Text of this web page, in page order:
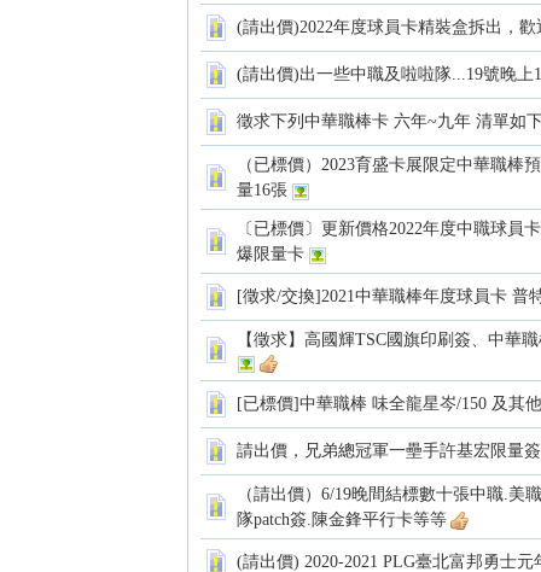
(請出價)2022年度球員卡精裝盒拆出，歡
(請出價)出一些中職及啦啦隊...19號晚上
徵求下列中華職棒卡 六年~九年 清單如
（已標價）2023育盛卡展限定中華職棒
量16張
〔已標價〕更新價格2022年度中職球員
爆限量卡
[徵求/交換]2021中華職棒年度球員卡 普
【徵求】高國輝TSC國旗印刷簽、中華
[已標價]中華職棒 味全龍星岑/150 及其
請出價，兄弟總冠軍一壘手許基宏限量
（請出價）6/19晚間結標數十張中職.美
隊patch簽.陳金鋒平行卡等等
(請出價) 2020-2021 PLG臺北富邦勇士元